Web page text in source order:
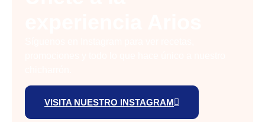
VISITA NUESTRO INSTAGRAM